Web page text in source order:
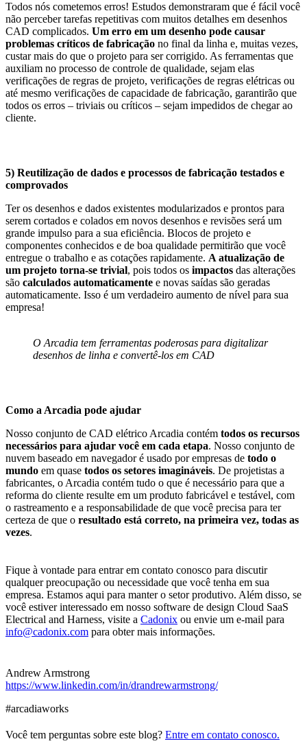
Todos nós cometemos erros! Estudos demonstraram que é fácil você
não perceber tarefas repetitivas com muitos detalhes em desenhos
CAD complicados. Um erro em um desenho pode causar
problemas críticos de fabricação no final da linha e, muitas vezes,
custar mais do que o projeto para ser corrigido. As ferramentas que
auxiliam no processo de controle de qualidade, sejam elas
verificações de regras de projeto, verificações de regras elétricas ou
até mesmo verificações de capacidade de fabricação, garantirão que
todos os erros – triviais ou críticos – sejam impedidos de chegar ao
cliente.
5) Reutilização de dados e processos de fabricação testados e
comprovados
Ter os desenhos e dados existentes modularizados e prontos para
serem cortados e colados em novos desenhos e revisões será um
grande impulso para a sua eficiência. Blocos de projeto e
componentes conhecidos e de boa qualidade permitirão que você
entregue o trabalho e as cotações rapidamente. A atualização de
um projeto torna-se trivial, pois todos os impactos das alterações
são calculados automaticamente e novas saídas são geradas
automaticamente. Isso é um verdadeiro aumento de nível para sua
empresa!
O Arcadia tem ferramentas poderosas para digitalizar
desenhos de linha e convertê-los em CAD
Como a Arcadia pode ajudar
Nosso conjunto de CAD elétrico Arcadia contém todos os recursos
necessários para ajudar você em cada etapa. Nosso conjunto de
nuvem baseado em navegador é usado por empresas de todo o
mundo em quase todos os setores imagináveis. De projetistas a
fabricantes, o Arcadia contém tudo o que é necessário para que a
reforma do cliente resulte em um produto fabricável e testável, com
o rastreamento e a responsabilidade de que você precisa para ter
certeza de que o resultado está correto, na primeira vez, todas as
vezes.
Fique à vontade para entrar em contato conosco para discutir
qualquer preocupação ou necessidade que você tenha em sua
empresa. Estamos aqui para manter o setor produtivo. Além disso, se
você estiver interessado em nosso software de design Cloud SaaS
Electrical and Harness, visite a Cadonix ou envie um e-mail para
info@cadonix.com para obter mais informações.
Andrew Armstrong
https://www.linkedin.com/in/drandrewarmstrong/
#arcadiaworks
Você tem perguntas sobre este blog? Entre em contato conosco.